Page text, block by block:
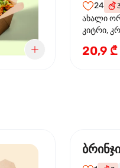
24
ახალი
კიტრი,
20,9 ₾